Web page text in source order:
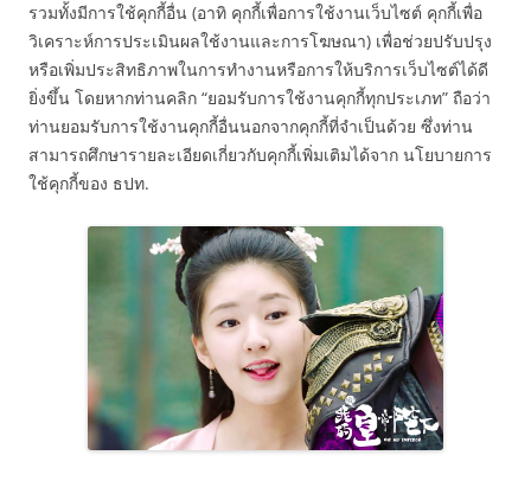
รวมทั้งมีการใช้คุกกี้อื่น (อาทิ คุกกี้เพื่อการใช้งานเว็บไซต์ คุกกี้เพื่อ
วิเคราะห์การประเมินผลใช้งานและการโฆษณา) เพื่อช่วยปรับปรุง
หรือเพิ่มประสิทธิภาพในการทำงานหรือการให้บริการเว็บไซต์ได้ดี
ยิ่งขึ้น โดยหากท่านคลิก “ยอมรับการใช้งานคุกกี้ทุกประเภท” ถือว่า
ท่านยอมรับการใช้งานคุกกี้อื่นนอกจากคุกกี้ที่จำเป็นด้วย ซึ่งท่าน
สามารถศึกษารายละเอียดเกี่ยวกับคุกกี้เพิ่มเติมได้จาก นโยบายการ
ใช้คุกกี้ของ ธปท.